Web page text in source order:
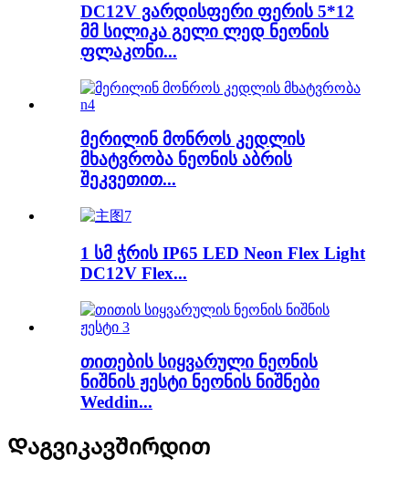
DC12V ვარდისფერი ფერის 5*12
მმ სილიკა გელი ლედ ნეონის
ფლაკონი...
მერილინ მონროს კედლის
მხატვრობა ნეონის აბრის
შეკვეთით...
1 სმ ჭრის IP65 LED Neon Flex Light
DC12V Flex...
თითების სიყვარული ნეონის
ნიშნის ჟესტი ნეონის ნიშნები
Weddin...
Დაგვიკავშირდით